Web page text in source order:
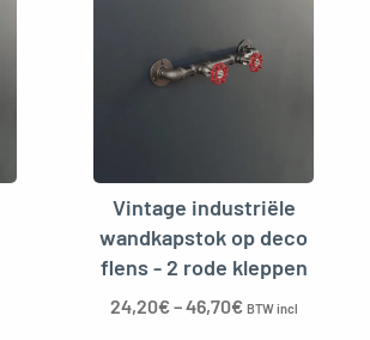
Vintage industriële
wandkapstok op deco
flens - 2 rode kleppen
24,20€–46,70€ BTW incl